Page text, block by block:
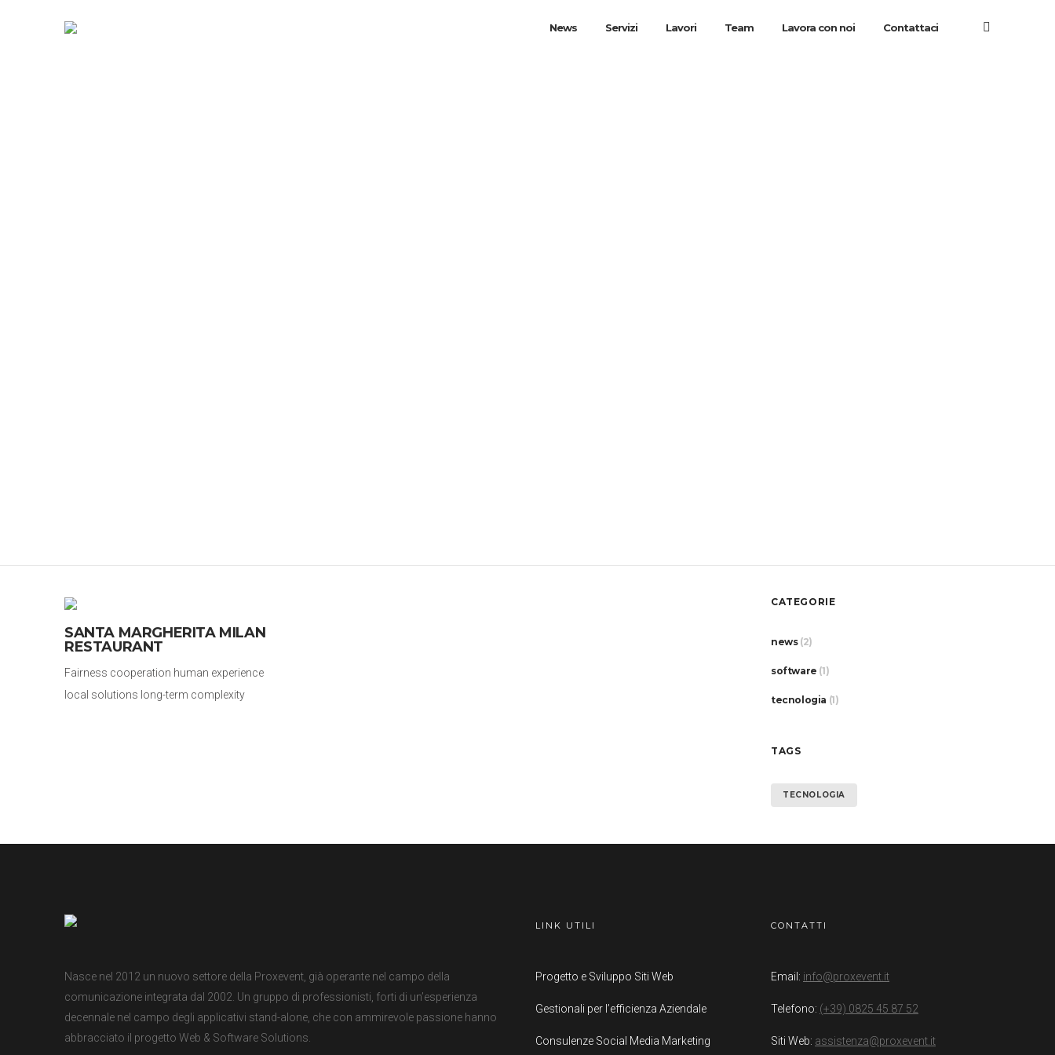
News Servizi Lavori Team Lavora con noi Contattaci
SANTA MARGHERITA MILAN
RESTAURANT
Fairness cooperation human experience
local solutions long-term complexity
CATEGORIE
news(2)
software (1)
tecnologia (1)
TAGS
TECNOLOGIA
Nasce nel 2012 un nuovo settore della Proxevent, già operante nel campo della
comunicazione integrata dal 2002. Un gruppo di professionisti, forti di un’esperienza
decennale nel campo degli applicativi stand-alone, che con ammirevole passione hanno
abbracciato il progetto Web & Software Solutions.
LINK UTILI
Progetto e Sviluppo Siti Web
Gestionali per l’efficienza Aziendale
Consulenze Social Media Marketing
CONTATTI
Email: info@proxevent.it
Telefono: (+39) 0825 45 87 52
Siti Web: assistenza@proxevent.it